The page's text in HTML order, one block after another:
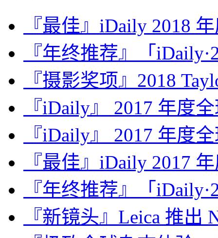
『最佳』iDaily 2018
『年终推荐』「
『摄影奖项』2018
『iDaily』 2017 年度
『iDaily』 2017 年度
『最佳』iDaily 2017
『年终推荐』「
『新镜头』Leica 推出